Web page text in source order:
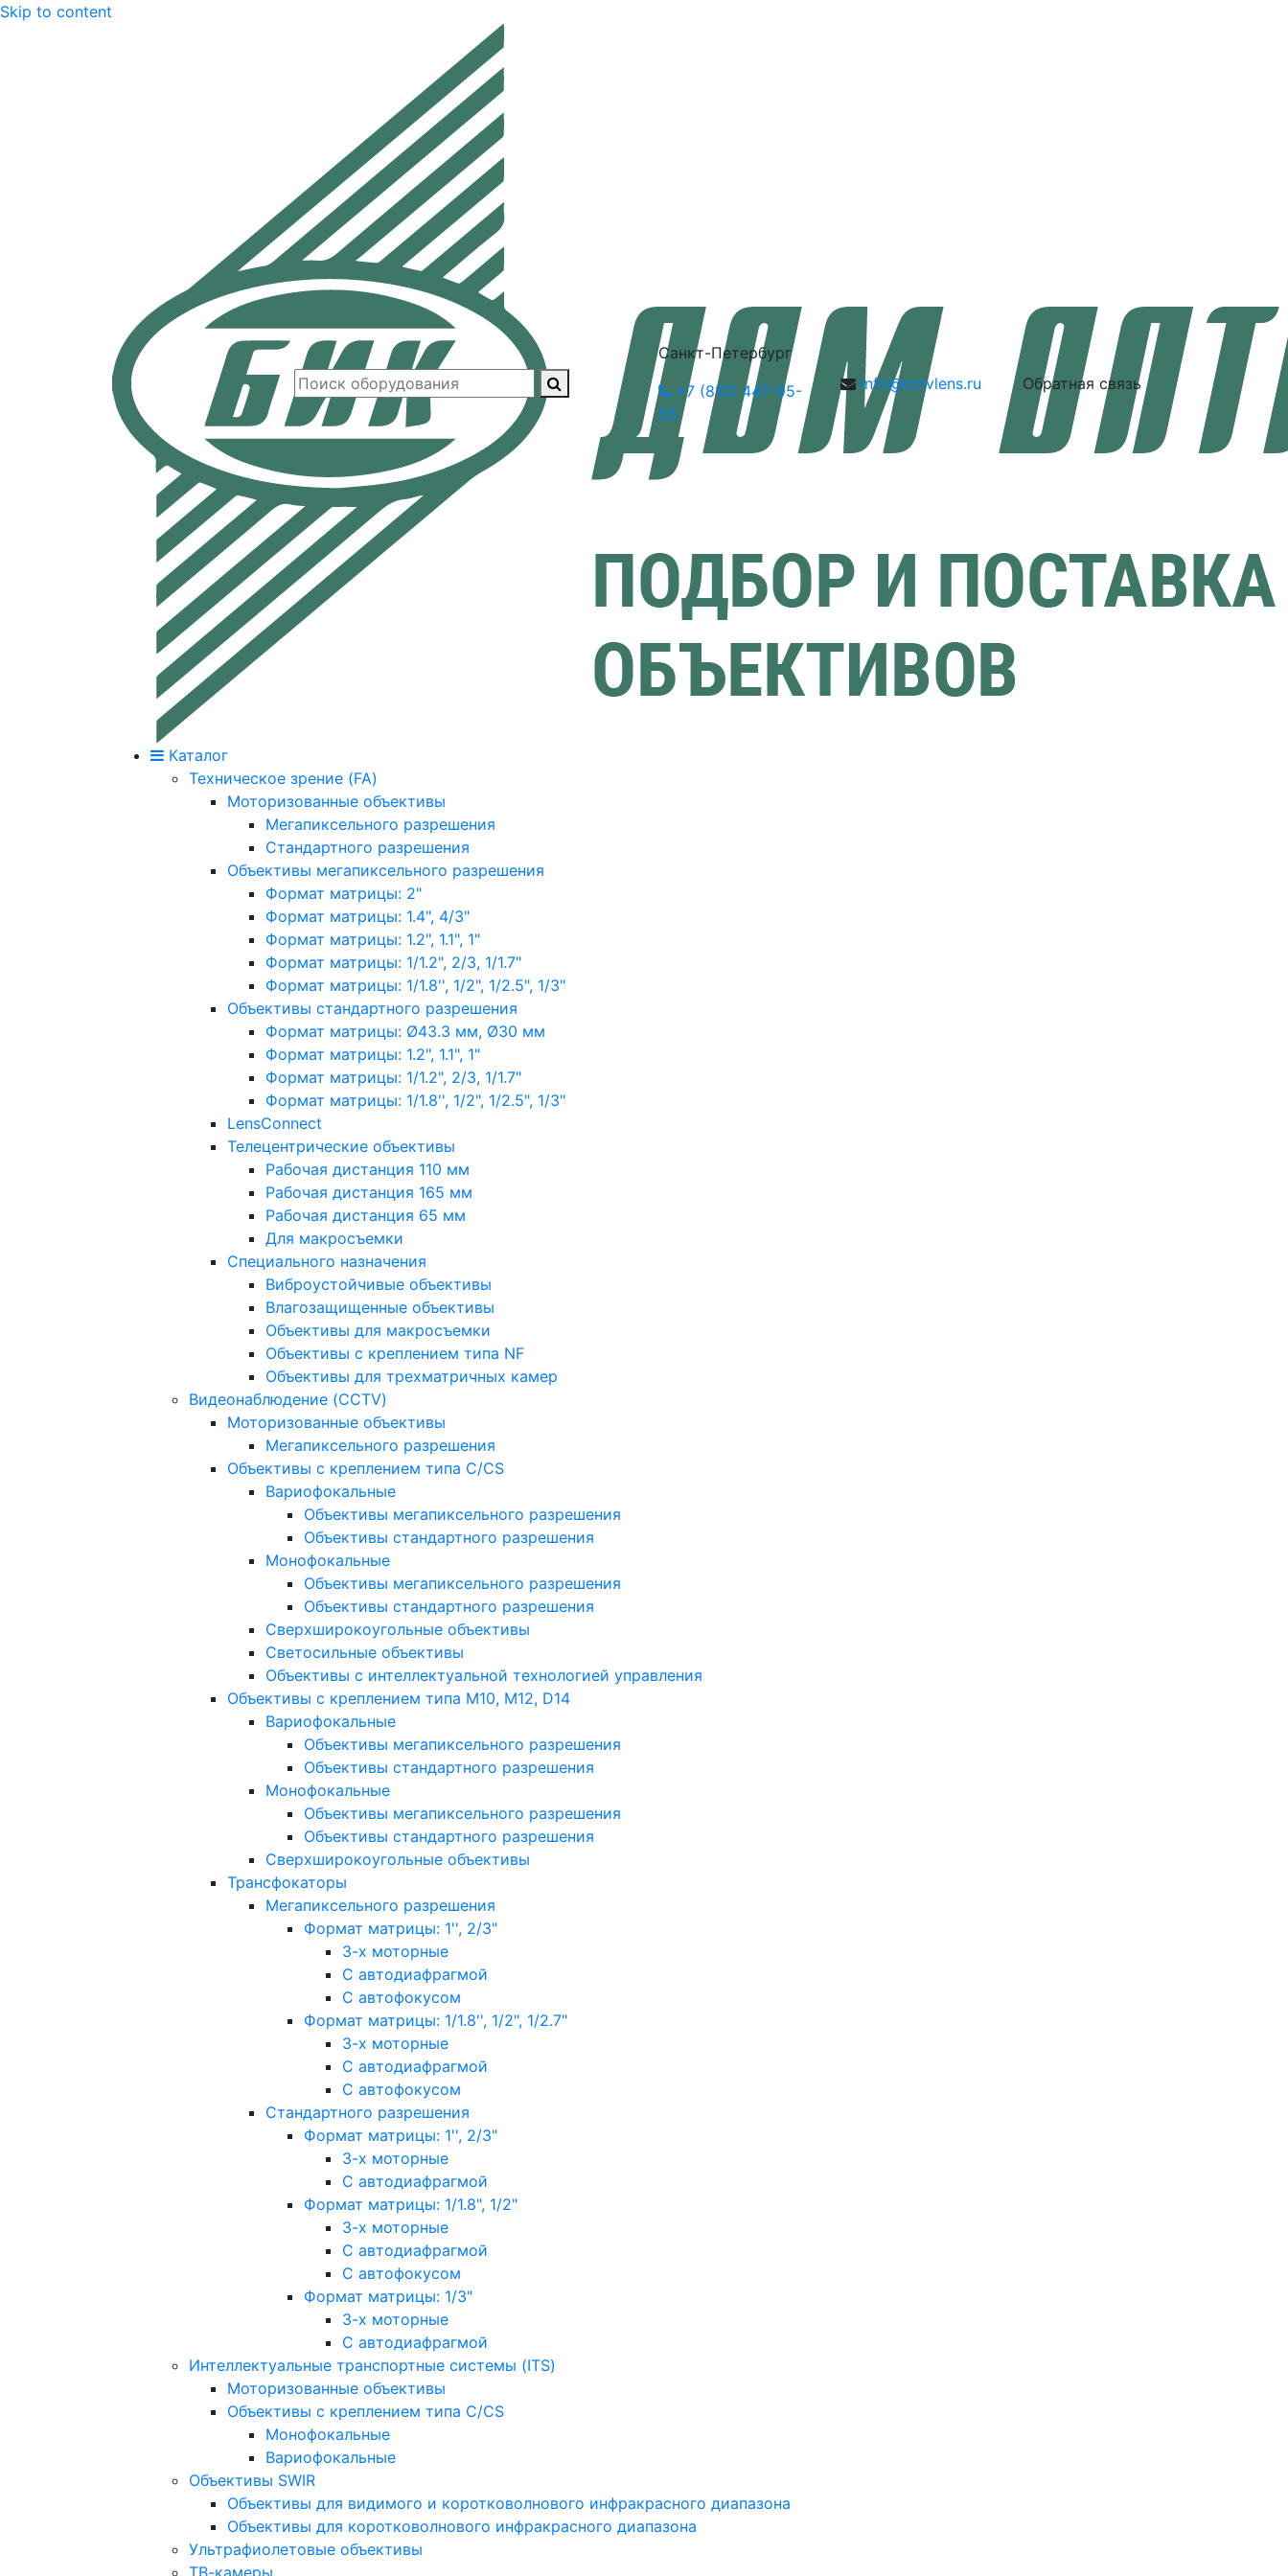
Skip to content
Санкт-Петербург
+7 (812) 447-95-
55
info@cctvlens.ru Обратная связь
Каталог
Техническое зрение (FA)
Моторизованные объективы
Мегапиксельного разрешения
Стандартного разрешения
Объективы мегапиксельного разрешения
Формат матрицы: 2"
Формат матрицы: 1.4", 4/3"
Формат матрицы: 1.2", 1.1", 1"
Формат матрицы: 1/1.2", 2/3, 1/1.7"
Формат матрицы: 1/1.8'', 1/2", 1/2.5", 1/3"
Объективы стандартного разрешения
Формат матрицы: Ø43.3 мм, Ø30 мм
Формат матрицы: 1.2", 1.1", 1"
Формат матрицы: 1/1.2", 2/3, 1/1.7"
Формат матрицы: 1/1.8'', 1/2", 1/2.5", 1/3"
LensConnect
Телецентрические объективы
Рабочая дистанция 110 мм
Рабочая дистанция 165 мм
Рабочая дистанция 65 мм
Для макросъемки
Специального назначения
Виброустойчивые объективы
Влагозащищенные объективы
Объективы для макросъемки
Объективы с креплением типа NF
Объективы для трехматричных камер
Видеонаблюдение (CCTV)
Моторизованные объективы
Мегапиксельного разрешения
Объективы с креплением типа C/CS
Вариофокальные
Объективы мегапиксельного разрешения
Объективы стандартного разрешения
Монофокальные
Объективы мегапиксельного разрешения
Объективы стандартного разрешения
Сверхширокоугольные объективы
Светосильные объективы
Объективы с интеллектуальной технологией управления
Объективы с креплением типа M10, M12, D14
Вариофокальные
Объективы мегапиксельного разрешения
Объективы стандартного разрешения
Монофокальные
Объективы мегапиксельного разрешения
Объективы стандартного разрешения
Сверхширокоугольные объективы
Трансфокаторы
Мегапиксельного разрешения
Формат матрицы: 1'', 2/3"
3-х моторные
С автодиафрагмой
С автофокусом
Формат матрицы: 1/1.8'', 1/2", 1/2.7"
3-х моторные
С автодиафрагмой
С автофокусом
Стандартного разрешения
Формат матрицы: 1'', 2/3"
3-х моторные
С автодиафрагмой
Формат матрицы: 1/1.8", 1/2"
3-х моторные
С автодиафрагмой
С автофокусом
Формат матрицы: 1/3"
3-х моторные
С автодиафрагмой
Интеллектуальные транспортные системы (ITS)
Моторизованные объективы
Объективы с креплением типа C/CS
Монофокальные
Вариофокальные
Объективы SWIR
Объективы для видимого и коротковолнового инфракрасного диапазона
Объективы для коротковолнового инфракрасного диапазона
Ультрафиолетовые объективы
ТВ-камеры